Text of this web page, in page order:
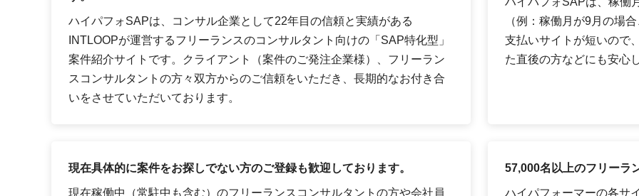
ハイパフォSAPは、コンサル企業として22年目の信頼と実績がある
INTLOOPが運営するフリーランスのコンサルタント向けの「SAP特化型」
案件紹介サイトです。クライアント（案件のご発注企業様）、フリーラン
スコンサルタントの方々双方からのご信頼をいただき、長期的なお付き合
いをさせていただいております。
（例：稼働月が9月の場
支払いサイトが短いので
た直後の方などにも安心
現在具体的に案件をお探しでない方のご登録も歓迎しております。
現在稼働中（常駐中も含む）のフリーランスコンサルタントの方や会社員
57,000名以上のフリーラ
ハイパフォーマーの各サ